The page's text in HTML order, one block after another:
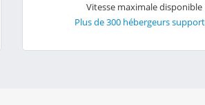
Vitesse maximale disponible
Plus de 300 hébergeurs